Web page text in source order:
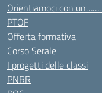
Orientiamoci con
PTOF
Offerta formativa
Corso Serale
I progetti delle classi
PNRR